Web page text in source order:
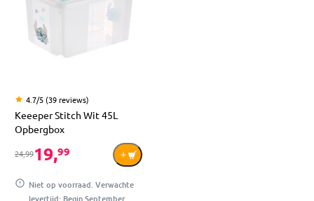
4.7/5 (39 reviews)
Keeeper Stitch Wit 45L
Opbergbox
24,9919,99
Niet op voorraad. Verwachte
levertijd: Begin September